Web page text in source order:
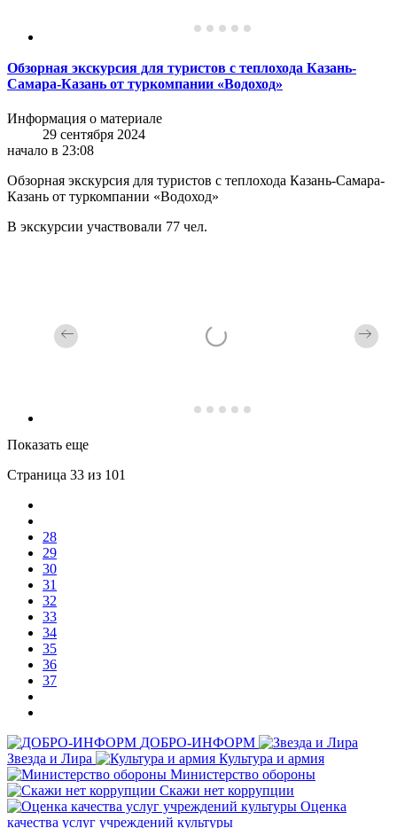
Обзорная экскурсия для туристов с теплохода Казань-
Самара-Казань от туркомпании «Водоход»
Информация о материале
29 сентября 2024
начало в 23:08
Обзорная экскурсия для туристов с теплохода Казань-Самара-
Казань от туркомпании «Водоход»
В экскурсии участвовали 77 чел.
Показать еще
Страница 33 из 101
28
29
30
31
32
33
34
35
36
37
ДОБРО-ИНФОРМ
Звезда и Лира
Культура и армия
Министерство обороны
Скажи нет коррупции
Оценка
качества услуг учреждений культуры